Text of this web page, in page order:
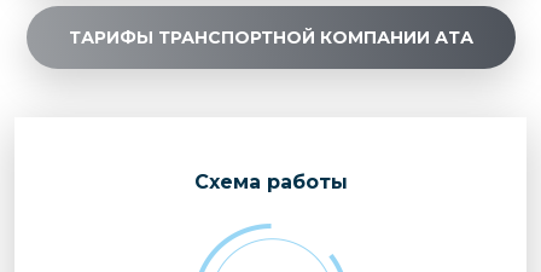
ТАРИФЫ ТРАНСПОРТНОЙ КОМПАНИИ АТА
Cхема работы